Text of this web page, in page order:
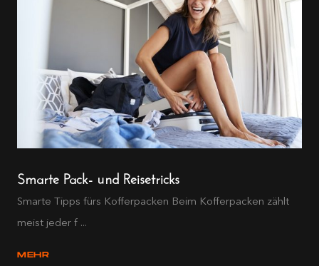
Smarte Pack- und Reisetricks
Smarte Tipps fürs Kofferpacken Beim Kofferpacken zählt
meist jeder f ...
MEHR